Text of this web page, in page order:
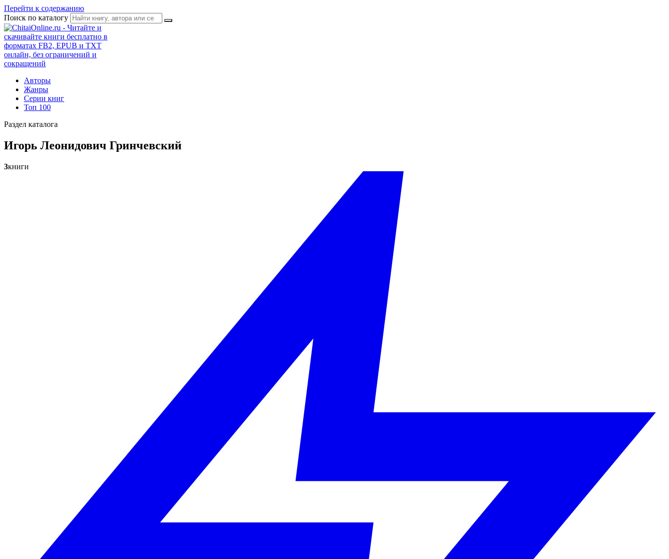
Перейти к содержанию
Поиск по каталогу
Авторы
Жанры
Серии книг
Топ 100
Раздел каталога
Игорь Леонидович Гринчевский
3книги